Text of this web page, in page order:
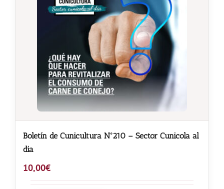
Boletín de Cunicultura Nº210 – Sector Cunicola al
dia
10,00€